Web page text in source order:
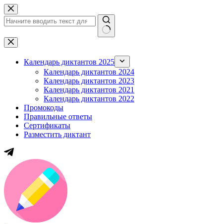
Перейти
к
сути
Ничего
не
найденоКалендарь диктантов 2025
Календарь диктантов 2024
Календарь диктантов 2023
Календарь диктантов 2021
Календарь диктантов 2022
Промокоды
Правильные ответы
Сертификаты
Разместить диктант